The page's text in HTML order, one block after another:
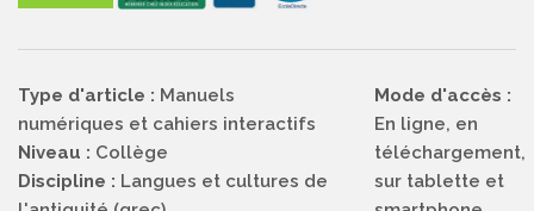
Type d'article : Manuels
numériques et cahiers interactifs
Niveau : Collège
Discipline : Langues et cultures de
Mode d'accès :
En ligne, en
téléchargement,
sur tablette et